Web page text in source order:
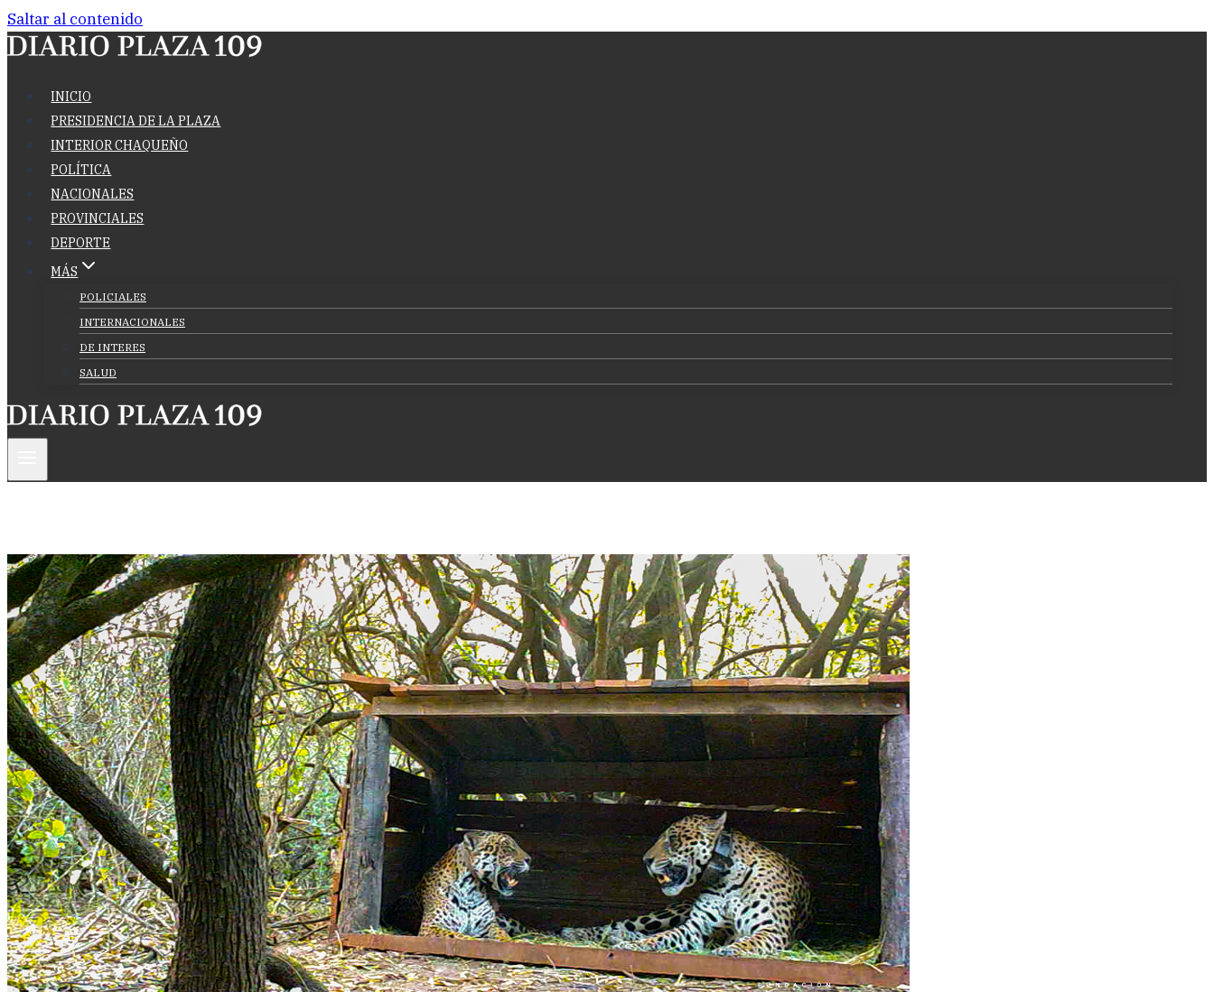
Saltar al contenido
INICIO
PRESIDENCIA DE LA PLAZA
INTERIOR CHAQUEÑO
POLÍTICA
NACIONALES
PROVINCIALES
DEPORTE
MÁS
POLICIALES
INTERNACIONALES
DE INTERES
SALUD